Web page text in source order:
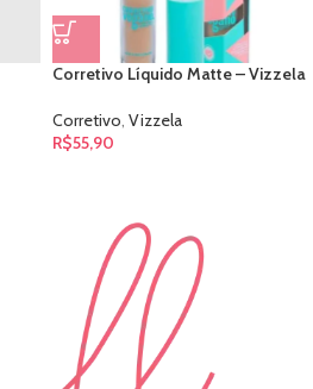
Corretivo Líquido Matte – Vizzela
Corretivo, Vizzela
R$55,90